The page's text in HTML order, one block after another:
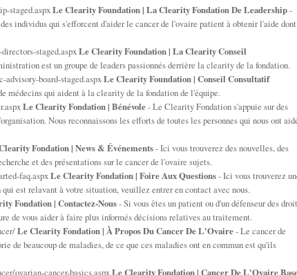
staged.aspx Le Clearity Foundation | La Clearity Fondation De Leadership-
individus qui s'efforcent d'aider le cancer de l'ovaire patient à obtenir l'aide dont
staged.aspx Le Clearity Foundation | La Clearity Conseil
est un groupe de leaders passionnés derrière la clearity de la fondation.
board-staged.aspx Le Clearity Foundation | Conseil Consultatif
médecins qui aident à la clearity de la fondation de l'équipe.
Le Clearity Fondation | Bénévole- Le Clearity Fondation s'appuie sur des
Nous reconnaissons les efforts de toutes les personnes qui nous ont
Fondation | News & Événements- Ici vous trouverez des nouvelles, des
et des présentations sur le cancer de l'ovaire sujets.
faq.aspx Le Clearity Fondation | Foire Aux Questions- Ici vous trouverez
est relavant à votre situation, veuillez entrer en contact avec nous.
Fondation | Contactez-Nous- Si vous êtes un patient ou d'un défenseur des
de vous aider à faire plus informés décisions relatives au traitement.
Le Clearity Fondation | À Propos Du Cancer De L'Ovaire- Le cancer de
de beaucoup de maladies, de ce que ces maladies ont en commun est qu'ils
ovarian-cancer-basics.aspx Le Clearity Fondation | Cancer De L'Ovaire